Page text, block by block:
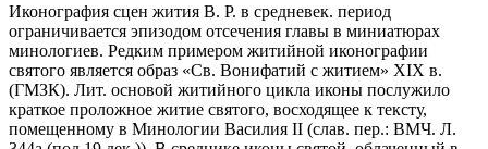
Иконография сцен жития В. Р. в средневек. период
ограничивается эпизодом отсечения главы в миниатюрах
минологиев. Редким примером житийной иконографии
святого является образ «Св. Вонифатий с житием» XIX в.
(ГМЗК). Лит. основой житийного цикла иконы послужило
краткое проложное житие святого, восходящее к тексту,
помещенному в Минологии Василия II (слав. пер.: ВМЧ. Л.